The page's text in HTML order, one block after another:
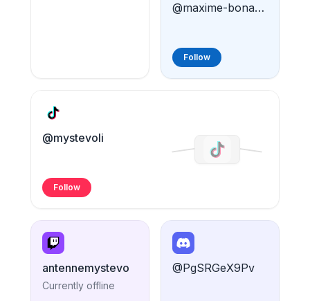
antennemystevo
Currently offline
@mystevoli
Follow
@maxime-bonamy-11337126a
Follow
@PgSRGeX9Pv